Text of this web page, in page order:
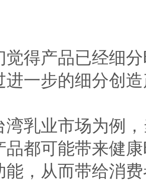
产品已经细分
进一步的细分创
业市场为例，
品都可能带来健
能，从而带给消